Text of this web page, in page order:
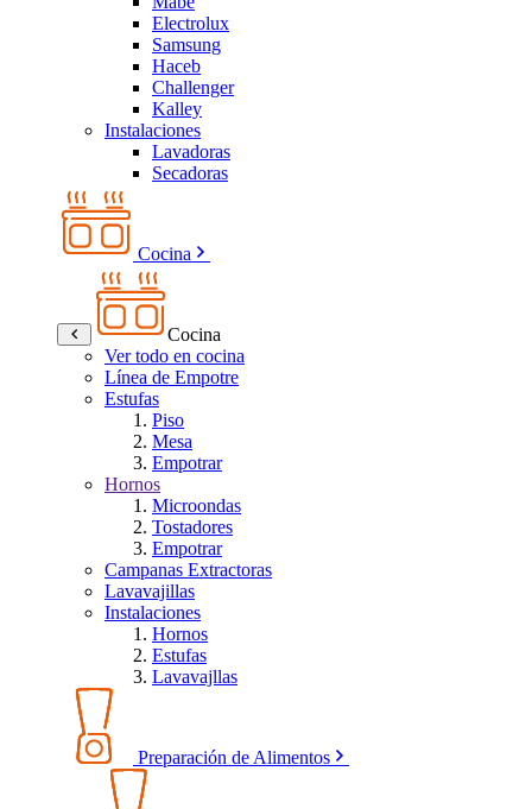
Electrolux
Samsung
Haceb
Challenger
Kalley
Instalaciones
Lavadoras
Secadoras
Cocina
Cocina
Ver todo en cocina
Línea de Empotre
Estufas
Piso
Mesa
Empotrar
Hornos
Microondas
Tostadores
Empotrar
Campanas Extractoras
Lavavajillas
Instalaciones
Hornos
Estufas
Lavavajllas
Preparación de Alimentos